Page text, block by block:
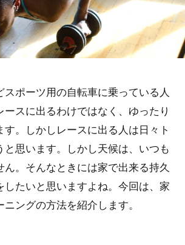
スポーツ用の自転車に乗っている人
ースに出るわけではなく、ゆったり
す。しかしレースに出る人は日々ト
と思います。しかし天候は、いつも
ん。そんなときには家で出来る持久
したいと思いますよね。今回は、家
ングの方法を紹介します。